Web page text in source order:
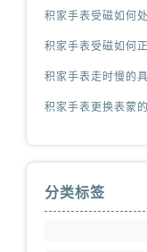
积家手表受磁如何
积家手表受磁如何
积家手表走时慢的
分类标签